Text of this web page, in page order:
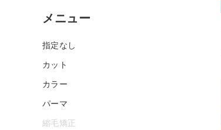
メニュー
指定なし
カット
カラー
パーマ
縮毛矯正